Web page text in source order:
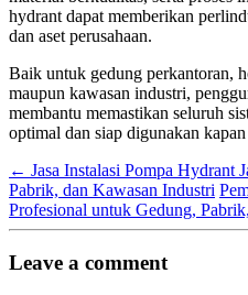
hydrant dapat memberikan
dan aset perusahaan.
Baik untuk gedung perkantoran,
maupun kawasan industri,
membantu memastikan seluruh
optimal dan siap digunakan
← Jasa Instalasi Pompa Hydrant
Pabrik, dan Kawasan Industri
Profesional untuk Gedung,
Leave a comment